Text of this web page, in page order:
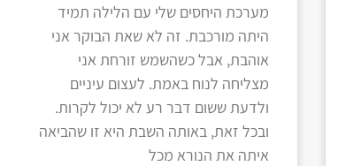
מערכת היחסים שלי עם הלילה תמיד
היתה מורכבת. זה לא שאת הבוקר אני
אוהבת, אבל כשהשמש זורחת אני
מצליחה לנוח באמת. לעצום עיניים
ולדעת ששום דבר רע לא יכול לקרות.
ובכל זאת, באותה השבת היא זו שהביאה
איתה את הנורא מכל